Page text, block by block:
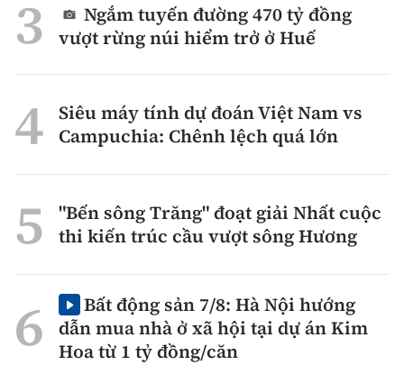
Ngắm tuyến đường 470 tỷ đồng
vượt rừng núi hiểm trở ở Huế
Siêu máy tính dự đoán Việt Nam vs
Campuchia: Chênh lệch quá lớn
"Bến sông Trăng" đoạt giải Nhất cuộc
thi kiến trúc cầu vượt sông Hương
Bất động sản 7/8: Hà Nội hướng
dẫn mua nhà ở xã hội tại dự án Kim
Hoa từ 1 tỷ đồng/căn